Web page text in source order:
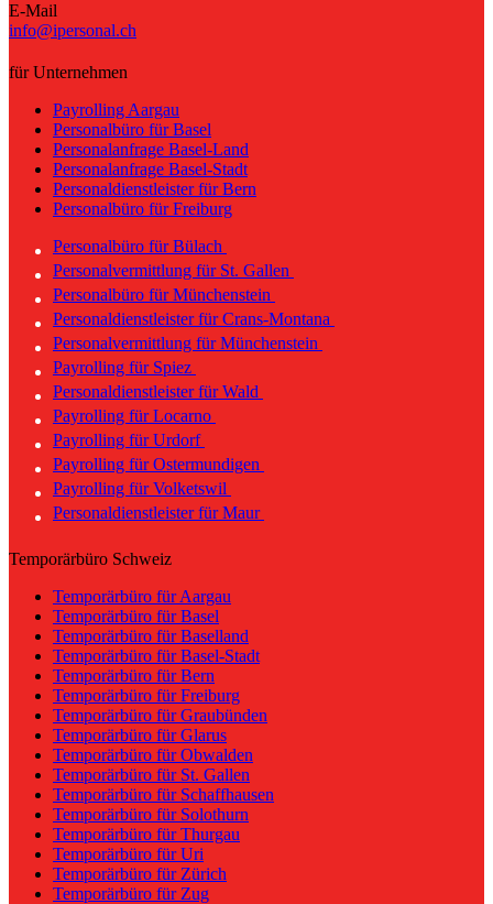
E-Mail
info@ipersonal.ch
für Unternehmen
Payrolling Aargau
Personalbüro für Basel
Personalanfrage Basel-Land
Personalanfrage Basel-Stadt
Personaldienstleister für Bern
Personalbüro für Freiburg
Personalbüro für Bülach
Personalvermittlung für St. Gallen
Personalbüro für Münchenstein
Personaldienstleister für Crans-Montana
Personalvermittlung für Münchenstein
Payrolling für Spiez
Personaldienstleister für Wald
Payrolling für Locarno
Payrolling für Urdorf
Payrolling für Ostermundigen
Payrolling für Volketswil
Personaldienstleister für Maur
Temporärbüro Schweiz
Temporärbüro für Aargau
Temporärbüro für Basel
Temporärbüro für Baselland
Temporärbüro für Basel-Stadt
Temporärbüro für Bern
Temporärbüro für Freiburg
Temporärbüro für Graubünden
Temporärbüro für Glarus
Temporärbüro für Obwalden
Temporärbüro für St. Gallen
Temporärbüro für Schaffhausen
Temporärbüro für Solothurn
Temporärbüro für Thurgau
Temporärbüro für Uri
Temporärbüro für Zürich
Temporärbüro für Zug